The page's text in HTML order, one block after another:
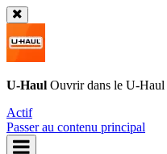
U-Haul Ouvrir dans le U-Haul
Actif
Passer au contenu principal